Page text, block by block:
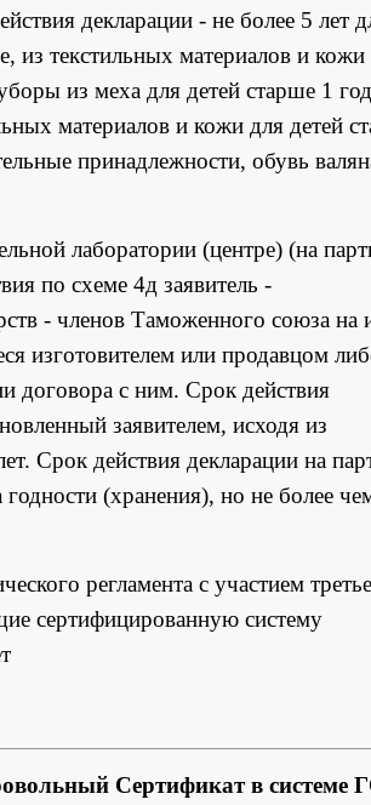
декларации - не более 5 лет
из текстильных материалов и кожи
из меха для детей старше 1
материалов и кожи для детей
принадлежности, обувь
лаборатории (центре) (на
по схеме 4д заявитель -
- членов Таможенного союза на
изготовителем или продавцом
договора с ним. Срок действия
заявителем, исходя из
Срок действия декларации на
(хранения), но не более
регламента с участием
сертифицированную систему
Сертификат в системе